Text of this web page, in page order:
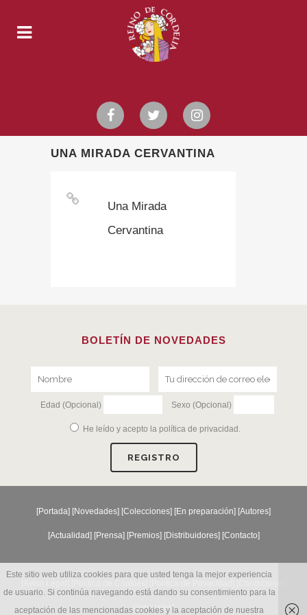
UNA MIRADA CERVANTINA
Una Mirada
Cervantina
BOLETÍN DE NOVEDADES
Edad (Opcional) Sexo (Opcional)
He leído y acepto la política de privacidad .
[Portada] [Novedades] [Colecciones] [En preparación] [Autores]
[Actualidad] [Prensa] [Premios] [Distribuidores] [Contacto]
Generales ]
Este sitio web utiliza cookies para que usted tenga la mejor experiencia
de usuario. Si continúa navegando está dando su consentimiento para la
aceptación de las mencionadas cookies y la aceptación de nuestra